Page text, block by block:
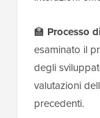
🏫 Processo
esaminato il
degli
valutazioni
precedenti.